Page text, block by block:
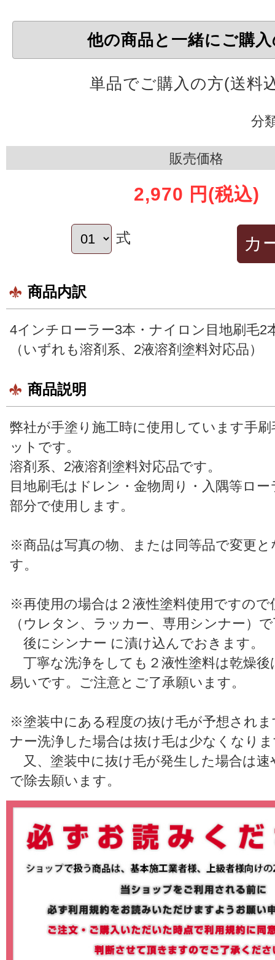
他の商品と一緒にご購
単品でご購入の方(送料
分
販売価格
2,970 円 (税込)
式
商品内訳
4インチローラー3本・ナイロン目地刷毛2
（いずれも溶剤系、2液溶剤塗料対応品）
商品説明
弊社が手塗り施工時に使用しています手
ットです。
溶剤系、2液溶剤塗料対応品です。
目地刷毛はドレン・金物周り・入隅等ロ
部分で使用します。
※商品は写真の物、または同等品で変更
す。
※再使用の場合は２液性塗料使用ですので
（ウレタン、ラッカー、専用シンナー）
後にシンナー に漬け込んでおきます。
丁寧な洗浄をしても２液性塗料は乾燥
易いです。ご注意とご了承願います。
※塗装中にある程度の抜け毛が予想され
ナー洗浄した場合は抜け毛は少なくなり
又、塗装中に抜け毛が発生した場合は
で除去願います。